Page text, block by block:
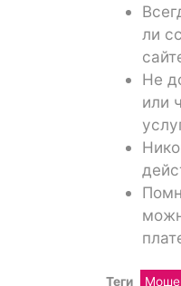
ли
Не
или
Теги